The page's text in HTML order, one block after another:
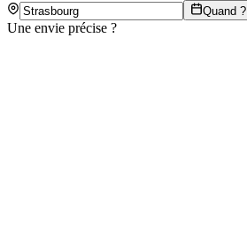
Quand ?
Une envie précise ?